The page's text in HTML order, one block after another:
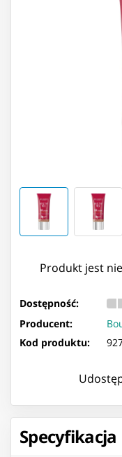
Produkt jest
Dostępność:
Producent:
Kod produktu:
Specyfikacja